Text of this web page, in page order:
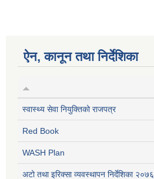
ऐन, कानून तथा निर्देशिका
स्वास्थ्य सेवा नियुक्तिको राजपत्र
Red Book
WASH Plan
अटो तथा इरिक्सा व्यवस्थापन निर्देशिका २०७६